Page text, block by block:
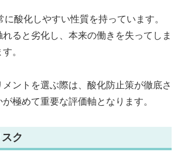
に酸化しやすい性質を持っています。
ると劣化し、本来の働きを失ってしま
。
ントを選ぶ際は、酸化防止策が徹底さ
極めて重要な評価軸となります。
ク